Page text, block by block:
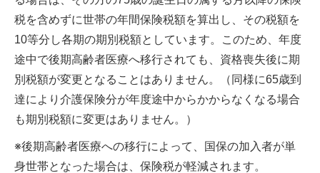
税を含めずに世帯の年間保険税額を算出し、その税額を
10等分し各期の期別税額としています。このため、年度
途中で後期高齢者医療へ移行されても、資格喪失後に期
別税額が変更となることはありません。（同様に65歳到
達により介護保険分が年度途中からかからなくなる場合
も期別税額に変更はありません。）
※後期高齢者医療への移行によって、国保の加入者が単
身世帯となった場合は、保険税が軽減されます。